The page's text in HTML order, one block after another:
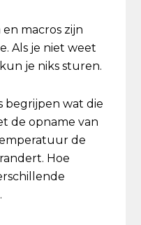
macros zijn
Als je niet weet
je niks sturen.
begrijpen wat die
de opname van
de
Hoe